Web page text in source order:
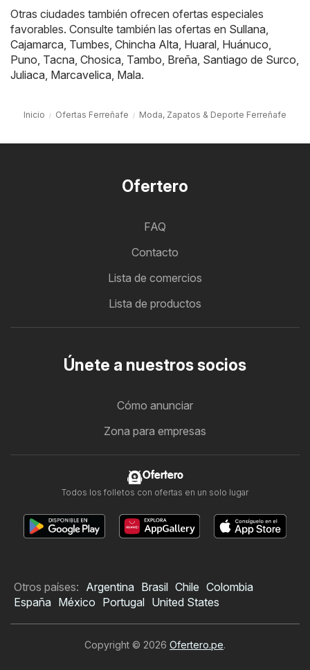
Otras ciudades también ofrecen ofertas especiales
favorables. Consulte también las ofertas en Sullana,
Cajamarca, Tumbes, Chincha Alta, Huaral, Huánuco,
Puno, Tacna, Chosica, Tambo, Breña, Santiago de Surco,
Juliaca, Marcavelica, Mala.
Inicio Ofertas Ferreñafe Moda, Zapatos & Deporte Ferreñafe
Ofertero
FAQ
Contacto
Lista de comercios
Lista de productos
Únete a nuestros socios
Cómo anunciar
Zona para empresas
Ofertero
Todos los folletos con ofertas en un solo lugar
Otros países: Argentina Brasil Chile Colombia
España México Portugal United States
Copyright © 2026 Ofertero.pe.